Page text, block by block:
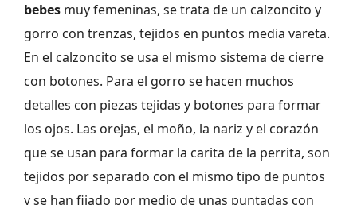
bebes muy femeninas, se trata de un calzoncito y
gorro con trenzas, tejidos en puntos media vareta.
En el calzoncito se usa el mismo sistema de cierre
con botones. Para el gorro se hacen muchos
detalles con piezas tejidas y botones para formar
los ojos. Las orejas, el moño, la nariz y el corazón
que se usan para formar la carita de la perrita, son
tejidos por separado con el mismo tipo de puntos
y se han fijado por medio de unas puntadas con